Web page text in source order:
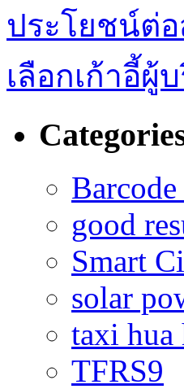
ประโยชน์ต่
เลือกเก้าอี้
good
Smart
solar
taxi hua
TFRS9